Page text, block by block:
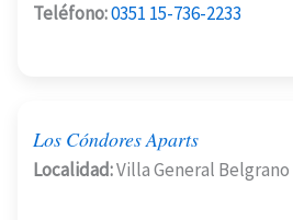
Teléfono:0351 15-736-2233
Los Cóndores Aparts
Localidad:Villa General Belgrano